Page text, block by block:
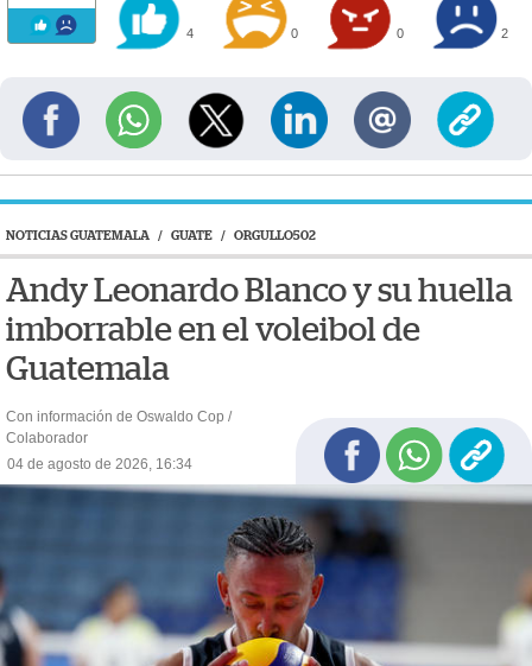
4 0 0 2
NOTICIAS GUATEMALA / GUATE / ORGULLO502
Andy Leonardo Blanco y su huella
imborrable en el voleibol de
Guatemala
Con información de Oswaldo Cop /
Colaborador
04 de agosto de 2026, 16:34